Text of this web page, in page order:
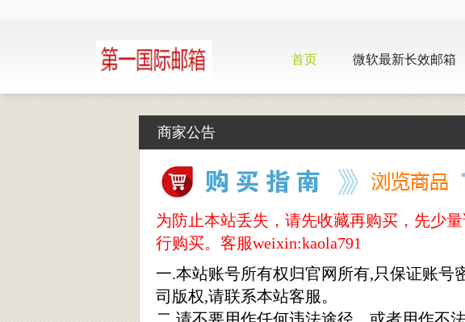
首页 微软最新长效邮箱
商家公告
为防止本站丢失，请先收藏再购买，先少
行购买。客服weixin:kaola791
一.本站账号所有权归官网所有,只保证账
司版权,请联系本站客服。